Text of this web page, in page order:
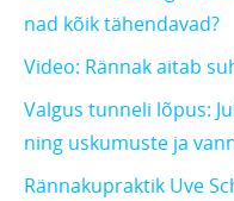
nad kõik tähendavad?
Video: Rännak aitab
Valgus tunneli lõpus:
ning uskumuste ja
Rännakupraktik Uve